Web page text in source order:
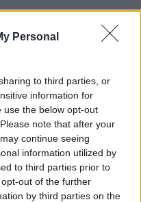
Personal
to third parties, or
information for
use the below opt-out
note that after your
continue seeing
information utilized by
to third parties prior to
out of the further
by third parties on the